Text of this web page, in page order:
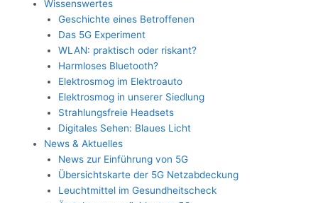
Wissenswertes
Geschichte eines Betroffenen
Das 5G Experiment
WLAN: praktisch oder riskant?
Harmloses Bluetooth?
Elektrosmog im Elektroauto
Elektrosmog in unserer Siedlung
Strahlungsfreie Headsets
Digitales Sehen: Blaues Licht
News & Aktuelles
News zur Einführung von 5G
Übersichtskarte der 5G Netzabdeckung
Leuchtmittel im Gesundheitscheck